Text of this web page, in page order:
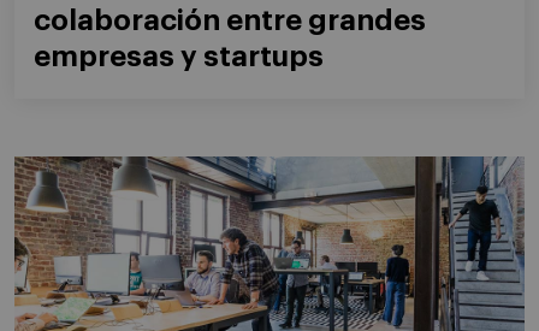
colaboración entre grandes
empresas y startups